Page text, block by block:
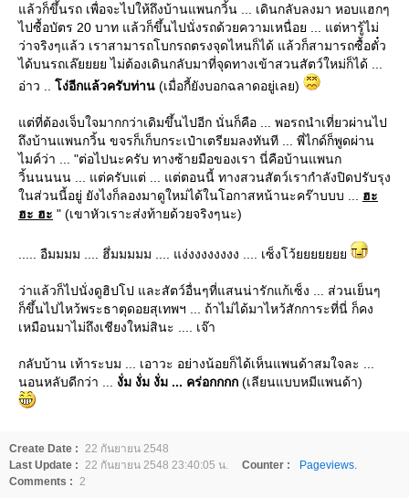
ล้วก็ขึ้นรถ เพื่อจะไปให้ถึงบ้านแพนกวิ้น ... เดินกลับลงมา หอบแฮกๆ
ไปซื้อบัตร 20 บาท แล้วก็ขึ้นไปนั่งรถด้วยความเหนื่อย ... แต่หารู้ไม่
ว่าจริงๆแล้ว เราสามารถโบกรถตรงจุดไหนก็ได้ แล้วก็สามารถซื้อตั๋ว
ได้บนรถเล๊ยยยย ไม่ต้องเดินกลับมาที่จุดทางเข้าสวนสัตว์ใหม่ก็ได้ ...
อ่าว .. ง่อีกแล้วครับท่าน (เมื่อกี้ยังบอกฉลาดอยู่เลย)
ต่ที่ต้องเจ็บใจมากกว่าเดิมขึ้นไปอีก นั่นก็คือ ... พอรถนำเที่ยวผ่านไป
ถึงบ้านแพนกวิ้น ขจรก็เก็บกระเป๋าเตรียมลงทันที ... พี่ไกด์ก็พูดผ่าน
ไมค์ว่า ... "ต่อไปนะครับ ทางซ้ายมือของเรา นี่คือบ้านแพนก
วิ้นนนนน ... แต่ครับแต่ ... แต่ตอนนี้ ทางสวนสัตว์เรากำลังปิดปรับรุง
นส่วนนี้อยู่ ยังไงก็ลองมาดูใหม่ได้ในโอกาสหน้านะคร๊าบบบ ... ฮะ
ฮะ ฮะ " (เขาหัวเราะส่งท้ายด้วยจริงๆนะ)
..... อืมมมม .... ฮึ่มมมมม .... แง่งงงงงงงง .... เซ็งโว้
ว่าแล้วก็ไปนั่งดูฮิปโป และสัตว์อื่นๆที่แสนน่ารักแก้เซ็ง ... ส่วนเย็นๆ
ก็ขึ้นไปไหว้พระธาตุดอยสุเทพฯ ... ถ้าไม่ได้มาไหว้สักการะที่นี่ ก็คง
เหมือนมาไม่ถึงเชียงใหม่สินะ .... เจ๊า
กลับบ้าน เท้าระบม ... เอาวะ อย่างน้อยก็ได้เห็นแพนด้าสมใจละ ...
นอนหลับดีกว่า ... งั่ม งั่ม งั่ม ... คร่อกกกก (เลียนแบบหมีแพนด้า)
Create Date : 22 กันยายน 2548
Last Update : 22 กันยายน 2548 23:40:05 น. Counter :
Pageviews.
Comments : 2